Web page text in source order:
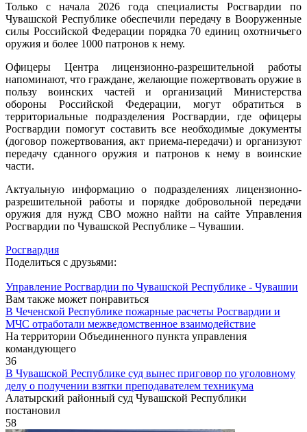
Только с начала 2026 года специалисты Росгвардии по
Чувашской Республике обеспечили передачу в Вооруженные
силы Российской Федерации порядка 70 единиц охотничьего
оружия и более 1000 патронов к нему.
Офицеры Центра лицензионно-разрешительной работы
напоминают, что граждане, желающие пожертвовать оружие в
пользу воинских частей и организаций Министерства
обороны Российской Федерации, могут обратиться в
территориальные подразделения Росгвардии, где офицеры
Росгвардии помогут составить все необходимые документы
(договор пожертвования, акт приема-передачи) и организуют
передачу сданного оружия и патронов к нему в воинские
части.
Актуальную информацию о подразделениях лицензионно-
разрешительной работы и порядке добровольной передачи
оружия для нужд СВО можно найти на сайте Управления
Росгвардии по Чувашской Республике – Чувашии.
Росгвардия
Поделиться с друзьями:
Управление Росгвардии по Чувашской Республике - Чувашии
Вам также может понравиться
В Чеченской Республике пожарные расчеты Росгвардии и
МЧС отработали межведомственное взаимодействие
На территории Объединенного пункта управления
командующего
36
В Чувашской Республике суд вынес приговор по уголовному
делу о получении взятки преподавателем техникума
Алатырский районный суд Чувашской Республики
постановил
58